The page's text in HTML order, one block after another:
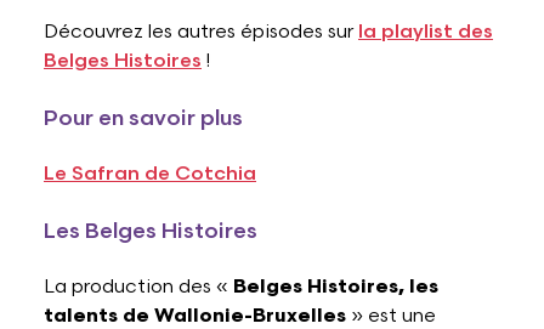
Découvrez les autres épisodes sur la playlist des
Belges Histoires !
Pour en savoir plus
Le Safran de Cotchia
Les Belges Histoires
La production des « Belges Histoires, les
talents de Wallonie-Bruxelles » est une